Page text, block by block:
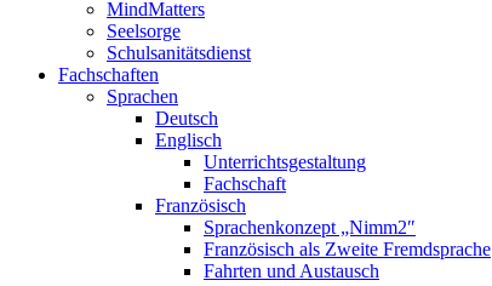
MindMatters
Seelsorge
Schulsanitätsdienst
Fachschaften
Sprachen
Deutsch
Englisch
Unterrichtsgestaltung
Fachschaft
Französisch
Sprachenkonzept „Nimm2″
Französisch als Zweite Fremdsprache
Fahrten und Austausch